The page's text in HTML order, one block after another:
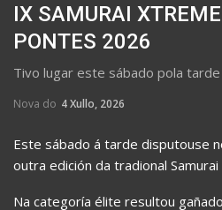
IX SAMURAI
PONTES 2026
Tivo lugar este sábado pola
Nova do 4 Xullo, 2026
Este sábado á tarde disputouse
outra edición da tradional Samurai
Na categoría élite resultou